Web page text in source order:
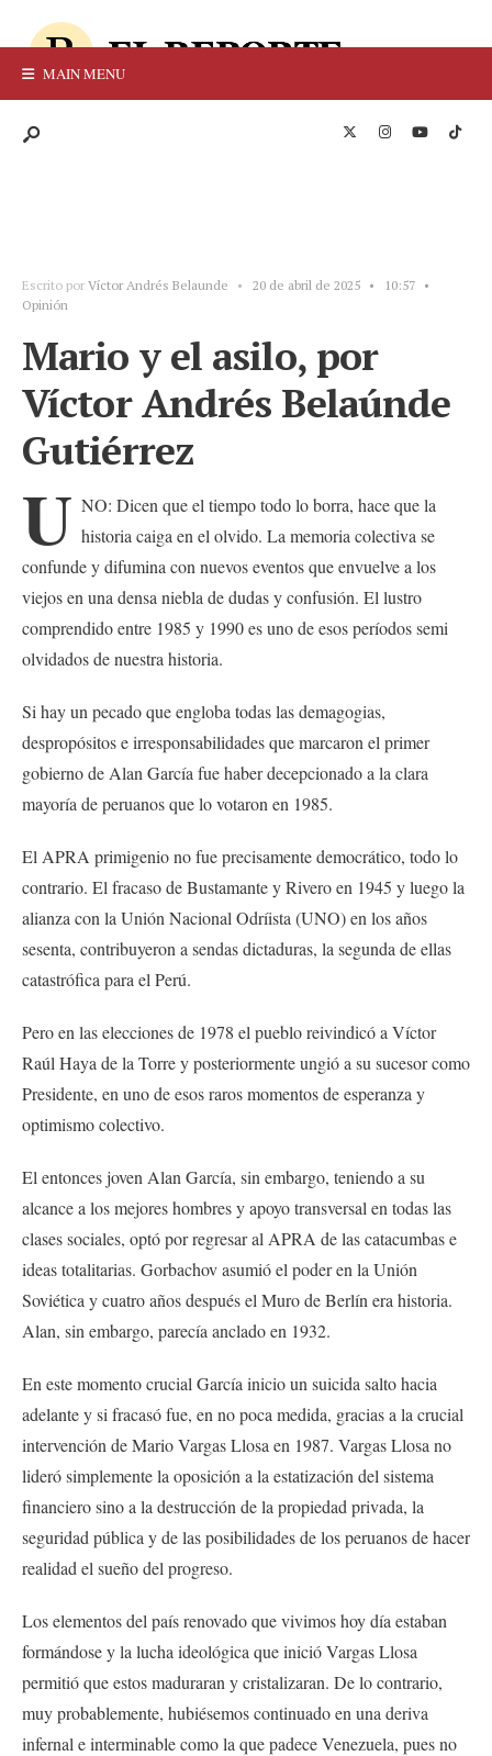
MAIN MENU
Escrito por Víctor Andrés Belaunde • 20 de abril de 2025 • 10:57 •
Opinión
Mario y el asilo, por
Víctor Andrés Belaúnde
Gutiérrez
U NO: Dicen que el tiempo todo lo borra, hace que la
historia caiga en el olvido. La memoria colectiva se
confunde y difumina con nuevos eventos que envuelve a los
viejos en una densa niebla de dudas y confusión. El lustro
comprendido entre 1985 y 1990 es uno de esos períodos semi
olvidados de nuestra historia.
Si hay un pecado que engloba todas las demagogias,
despropósitos e irresponsabilidades que marcaron el primer
gobierno de Alan García fue haber decepcionado a la clara
mayoría de peruanos que lo votaron en 1985.
El APRA primigenio no fue precisamente democrático, todo lo
contrario. El fracaso de Bustamante y Rivero en 1945 y luego la
alianza con la Unión Nacional Odríista (UNO) en los años
sesenta, contribuyeron a sendas dictaduras, la segunda de ellas
catastrófica para el Perú.
Pero en las elecciones de 1978 el pueblo reivindicó a Víctor
Raúl Haya de la Torre y posteriormente ungió a su sucesor como
Presidente, en uno de esos raros momentos de esperanza y
optimismo colectivo.
El entonces joven Alan García, sin embargo, teniendo a su
alcance a los mejores hombres y apoyo transversal en todas las
clases sociales, optó por regresar al APRA de las catacumbas e
ideas totalitarias. Gorbachov asumió el poder en la Unión
Soviética y cuatro años después el Muro de Berlín era historia.
Alan, sin embargo, parecía anclado en 1932.
En este momento crucial García inicio un suicida salto hacia
adelante y si fracasó fue, en no poca medida, gracias a la crucial
intervención de Mario Vargas Llosa en 1987. Vargas Llosa no
lideró simplemente la oposición a la estatización del sistema
financiero sino a la destrucción de la propiedad privada, la
seguridad pública y de las posibilidades de los peruanos de hacer
realidad el sueño del progreso.
Los elementos del país renovado que vivimos hoy día estaban
formándose y la lucha ideológica que inició Vargas Llosa
permitió que estos maduraran y cristalizaran. De lo contrario,
muy probablemente, hubiésemos continuado en una deriva
infernal e interminable como la que padece Venezuela, pues no